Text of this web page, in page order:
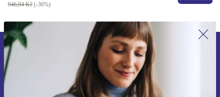
946,04 Kč (-36%)
Přihlas se k odběru našich novinek a
ušetři 400 Kč!
Už nikdy nepromeškej žádnou nabídku.